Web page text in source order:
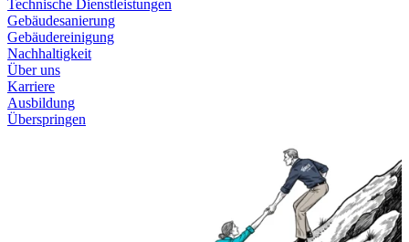
Technische Dienstleistungen
Gebäudesanierung
Gebäudereinigung
Nachhaltigkeit
Über uns
Karriere
Ausbildung
Überspringen